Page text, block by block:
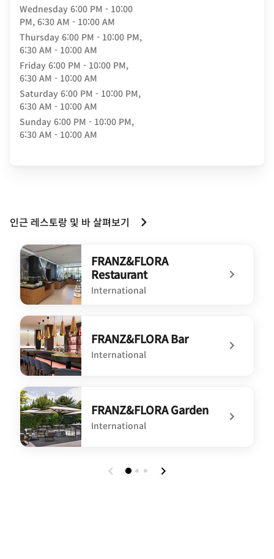
Wednesday 6:00 PM - 10:00
PM, 6:30 AM - 10:00 AM
Thursday 6:00 PM - 10:00 PM,
6:30 AM - 10:00 AM
Friday 6:00 PM - 10:00 PM,
6:30 AM - 10:00 AM
Saturday 6:00 PM - 10:00 PM,
6:30 AM - 10:00 AM
Sunday 6:00 PM - 10:00 PM,
6:30 AM - 10:00 AM
인근 레스토랑 및 바 살펴보기
FRANZ&FLORA
Restaurant
International
undefined FRANZ&FLORA Restaurant
FRANZ&FLORA Bar
International
undefined FRANZ&FLORA Bar
FRANZ&FLORA Garden
International
undefined FRANZ&FLORA Garden